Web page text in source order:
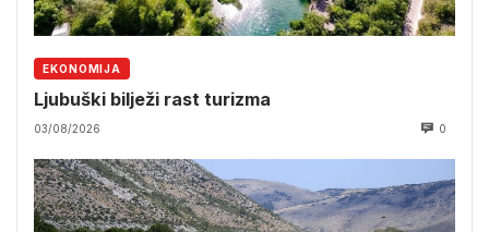
EKONOMIJA
Ljubuški bilježi rast turizma
03/08/2026 0